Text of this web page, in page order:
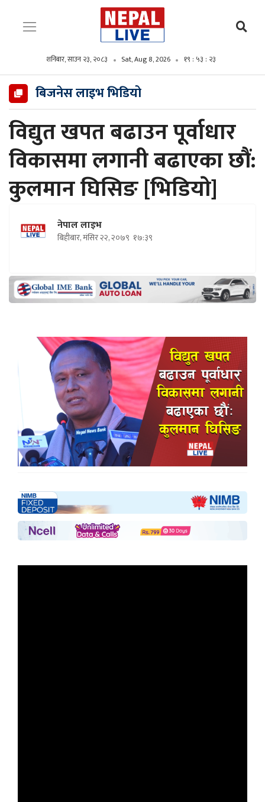
शनिबार, साउन २३, २०८३ Sat, Aug 8, 2026 १९ : ५३ : २४
बिजनेस लाइभ भिडियो
विद्युत खपत बढाउन पूर्वाधार
विकासमा लगानी बढाएका छौं:
कुलमान घिसिङ [भिडियाे]
नेपाल लाइभ
बिहीबार, मंसिर २२, २०७९ १७:३९